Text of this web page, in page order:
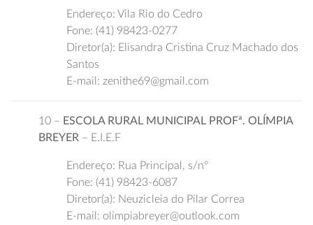
Endereço: Vila Rio do Cedro
Fone: (41) 98423-0277
Diretor(a): Elisandra Cristina Cruz Machado dos
Santos
E-mail: zenithe69@gmail.com
10 – ESCOLA RURAL MUNICIPAL PROFª. OLÍMPIA
BREYER – E.I.E.F
Endereço: Rua Principal, s/nº
Fone: (41) 98423-6087
Diretor(a): Neuzicleia do Pilar Correa
E-mail: olimpiabreyer@outlook.com